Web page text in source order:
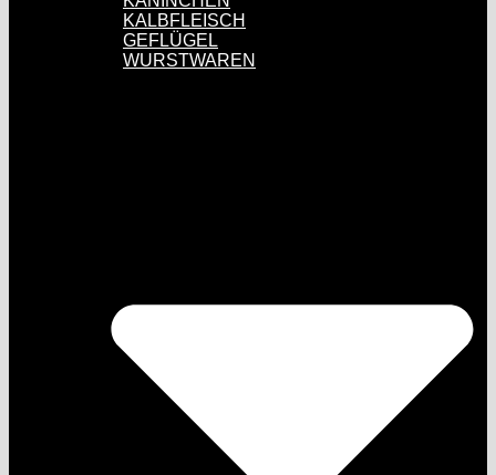
KALBFLEISCH
GEFLÜGEL
WURSTWAREN